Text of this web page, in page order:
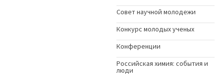
Совет научной молодежи
Конкурс молодых ученыx
Конференции
Российская химия: события и
люди